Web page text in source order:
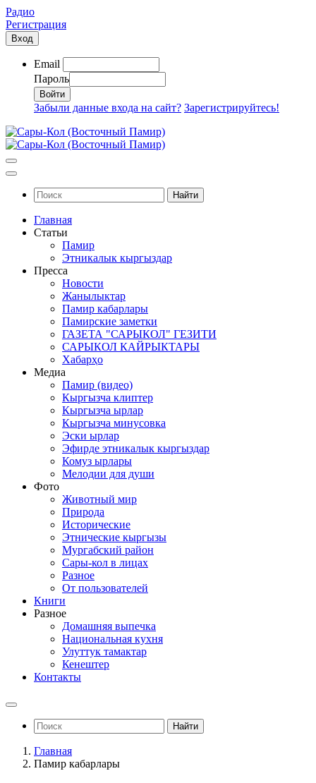
Радио
Регистрация
Вход
Email
Пароль
Забыли данные входа на сайт? Зарегистрируйтесь!
Найти
Главная
Статьи
Памир
Этникалык кыргыздар
Пресса
Новости
Жанылыктар
Памир кабарлары
Памирские заметки
ГАЗЕТА "САРЫКОЛ" ГЕЗИТИ
САРЫКОЛ КАЙРЫКТАРЫ
Хабарҳо
Медиа
Памир (видео)
Кыргызча клиптер
Кыргызча ырлар
Кыргызча минусовка
Эски ырлар
Эфирде этникалык кыргыздар
Комуз ырлары
Мелодии для души
Фото
Животный мир
Природа
Исторические
Этнические кыргызы
Мургабский район
Сары-кол в лицах
Разное
От пользователей
Книги
Разное
Домашняя выпечка
Национальная кухня
Улуттук тамактар
Кенештер
Контакты
Найти
Главная
Памир кабарлары